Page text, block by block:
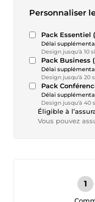
Personnaliser
Pack Essentiel
Délai
Design jusqu'à 10
Pack Business
Délai
Design jusqu'à 20
Pack
Délai
Design jusqu'à 40
Éligible à
Vous pouvez